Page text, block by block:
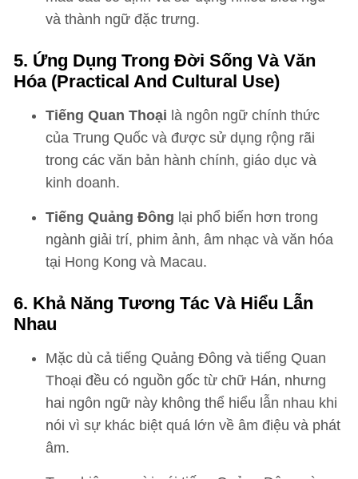
và thành ngữ đặc trưng.
5. Ứng Dụng Trong Đời Sống Và Văn
Hóa (Practical And Cultural Use)
Tiếng Quan Thoại là ngôn ngữ chính thức
của Trung Quốc và được sử dụng rộng rãi
trong các văn bản hành chính, giáo dục và
kinh doanh.
Tiếng Quảng Đông lại phổ biến hơn trong
ngành giải trí, phim ảnh, âm nhạc và văn hóa
tại Hong Kong và Macau.
6. Khả Năng Tương Tác Và Hiểu Lẫn
Nhau
Mặc dù cả tiếng Quảng Đông và tiếng Quan
Thoại đều có nguồn gốc từ chữ Hán, nhưng
hai ngôn ngữ này không thể hiểu lẫn nhau khi
nói vì sự khác biệt quá lớn về âm điệu và phát
âm.